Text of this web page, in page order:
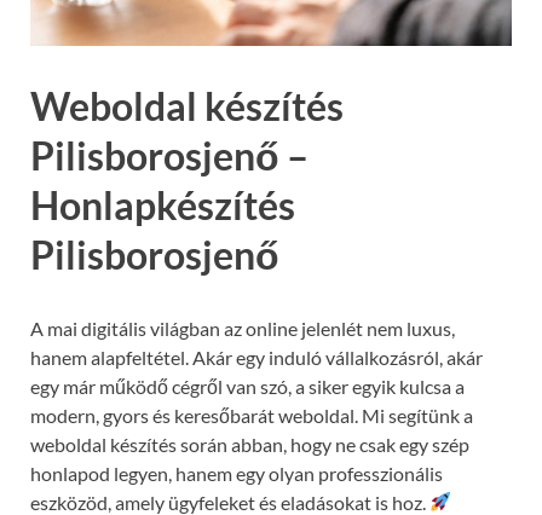
Weboldal készítés
Pilisborosjenő –
Honlapkészítés
Pilisborosjenő
A mai digitális világban az online jelenlét nem luxus,
hanem alapfeltétel. Akár egy induló vállalkozásról, akár
egy már működő cégről van szó, a siker egyik kulcsa a
modern, gyors és keresőbarát weboldal. Mi segítünk a
weboldal készítés során abban, hogy ne csak egy szép
honlapod legyen, hanem egy olyan professzionális
eszközöd, amely ügyfeleket és eladásokat is hoz.